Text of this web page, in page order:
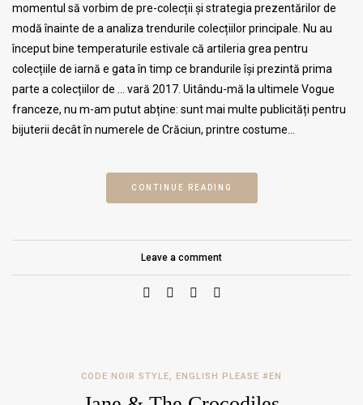
momentul să vorbim de pre-colecții și strategia prezentărilor de
modă înainte de a analiza trendurile colecțiilor principale. Nu au
început bine temperaturile estivale că artileria grea pentru
colecțiile de iarnă e gata în timp ce brandurile își prezintă prima
parte a colecțiilor de … vară 2017. Uitându-mă la ultimele Vogue
franceze, nu m-am putut abține: sunt mai multe publicități pentru
bijuterii decât în numerele de Crăciun, printre costume…
CONTINUE READING
Leave a comment
CODE NOIR STYLE ENGLISH PLEASE #EN